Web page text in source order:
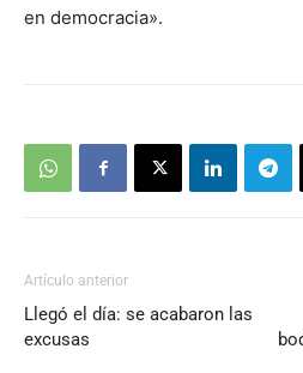
en democracia».
Artículo anterior
Llegó el día: se acabaron las
excusas